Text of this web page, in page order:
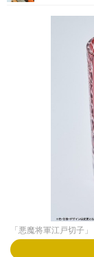
「悪魔将軍江戸切子」